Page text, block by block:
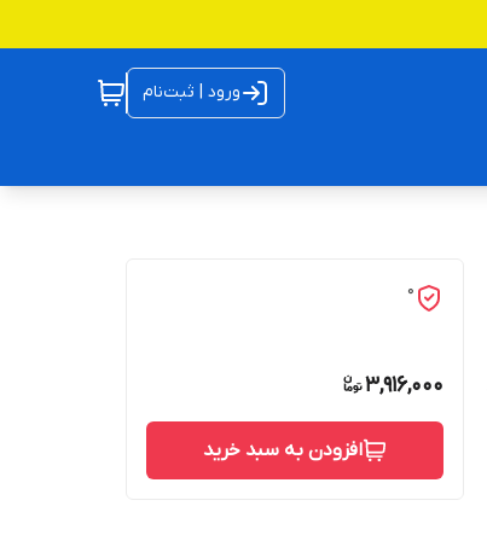
ورود | ثبت‌نام
0
3,916,000
افزودن به سبد خرید